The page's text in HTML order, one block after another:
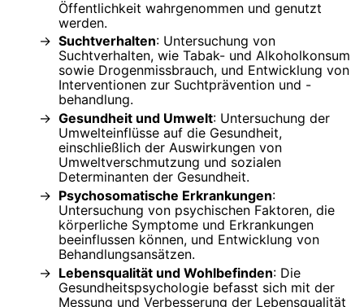
Öffentlichkeit wahrgenommen und genutzt
werden.
Suchtverhalten: Untersuchung von
Suchtverhalten, wie Tabak- und Alkoholkonsum
sowie Drogenmissbrauch, und Entwicklung von
Interventionen zur Suchtprävention und -
behandlung.
Gesundheit und Umwelt: Untersuchung der
Umwelteinflüsse auf die Gesundheit,
einschließlich der Auswirkungen von
Umweltverschmutzung und sozialen
Determinanten der Gesundheit.
Psychosomatische Erkrankungen:
Untersuchung von psychischen Faktoren, die
körperliche Symptome und Erkrankungen
beeinflussen können, und Entwicklung von
Behandlungsansätzen.
Lebensqualität und Wohlbefinden: Die
Gesundheitspsychologie befasst sich mit der
Messung und Verbesserung der Lebensqualität